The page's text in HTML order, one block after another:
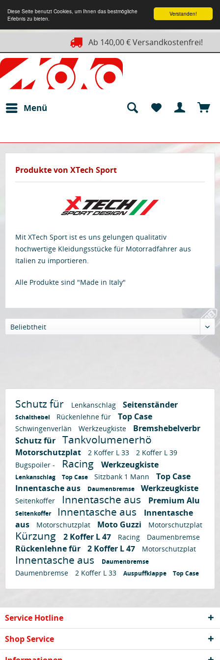
Verstanden!
Diese Seite benutzt Cookies, um Ihnen das bestmögliche
Erlebnis zu bieten.
Ab 140,00 € Versandkostenfrei!
Menü
Produkte von XTech Sport
Mit XTech Sport ist es uns gelungen qualitativ
hochwertige Kleidungsstücke für Motorradfahrer aus
Italien zu importieren.
Alle Produkte sind "Made in Italy"
Beliebtheit
Schutz für Lenkanschlag Seitenständer
Schalthebel Rückenlehne für Top Case
Schwingenverlän Werkzeugkiste
Bremshebelverbr
Schutz für
Tankvolumenerhö
Motorschutzplat 2 Koffer L 33
2 Koffer L 39
Bugspoiler -
Racing Werkzeugkiste
Lenkanschlag Top Case Sitzbank 1 Mann
Top Case
Innentasche aus
Daumenbremse Werkzeugkiste
Seitenkoffer Innentasche aus Premium Alu
Seitenkoffer Innentasche aus
Innentasche
aus
Motorschutzplat Moto Guzzi Motorschutzplat
Kürzung 2 Koffer L 47 Racing Daumenbremse
Rückenlehne für 2 Koffer L 47 Motorschutzplat
Innentasche aus Daumenbremse
Daumenbremse 2 Koffer L 33 Auspuffklappe Top Case
Service Hotline
Shop Service